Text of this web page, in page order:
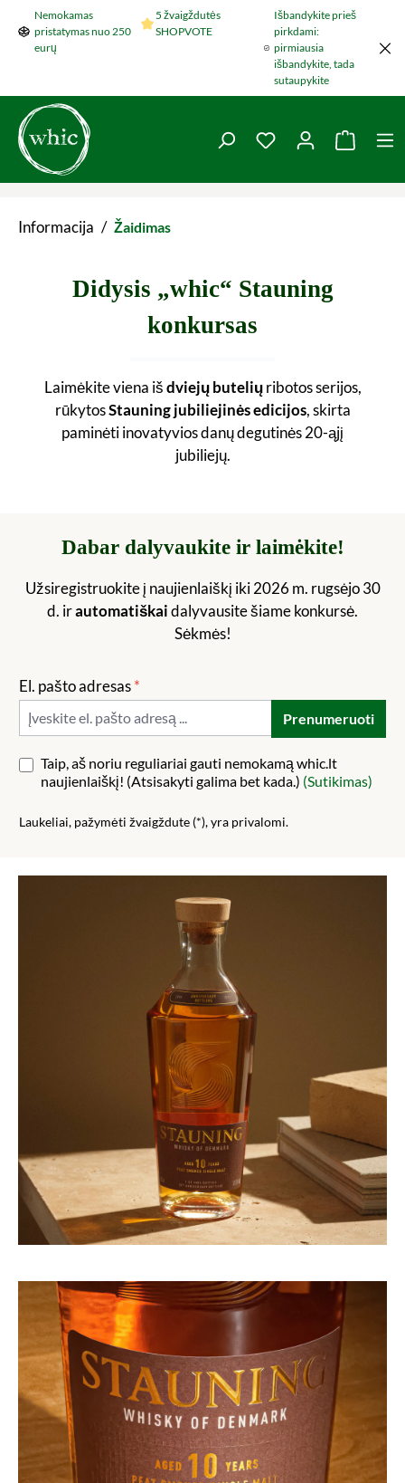
Šokti į pagrindinį turinį
Nemokamas
pristatymas nuo 250
eurų
5 žvaigždutės
SHOPVOTE
Išbandykite prieš
pirkdami:
pirmiausia
išbandykite, tada
sutaupykite
You have 0 wishlist
Informacija / Žaidimas
Didysis „whic“ Stauning
konkursas
Laimėkite viena išdviejų buteliųribotos serijos,
rūkytosStauning jubiliejinės edicijos, skirta
paminėti inovatyvios danų degutinės 20-ąjį
jubiliejų.
Dabar dalyvaukite ir laimėkite!
Užsiregistruokite į naujienlaiškį iki 2026 m. rugsėjo 30
d. irautomatiškaidalyvausite šiame konkursė.
Sėkmės!
El. pašto adresas*
Taip, aš noriu reguliariai gauti nemokamą whic.lt
naujienlaiškį! (Atsisakyti galima bet kada.) (Sutikimas)
Laukeliai, pažymėti žvaigždute (*), yra privalomi.
Prenumeruoti